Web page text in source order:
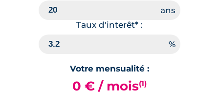
Taux d'interêt* :
Votre mensualité :
0 € / mois(1)